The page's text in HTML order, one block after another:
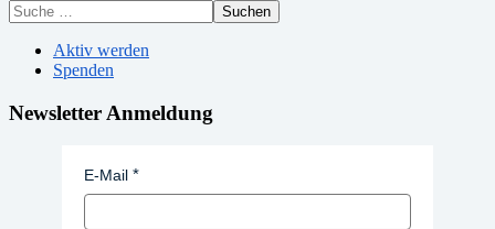
Suchen
Aktiv werden
Spenden
Newsletter Anmeldung
E-Mail